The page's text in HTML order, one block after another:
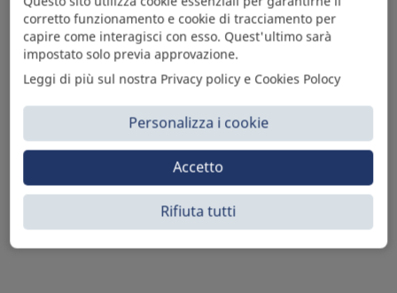
Sì Parts S.r.l. è leader nella distribuzione e vendita di
accessori per veicoli off-highway. Riconosciuto in tutto
il mondo per l’elevato standard qualitativo dei prodotti a
catalogo, attraverso la vendita B2B del ricco
assortimento di articoli originali rivolti a ricambisti,
officine meccaniche, aziende con parco macchine.
corretto funzionamento e cookie di tracciamento per
capire come interagisci con esso. Quest'ultimo sarà
impostato solo previa approvazione.
Leggi di più sul nostra Privacy policy e Cookies Polocy
Personalizza i cookie
Rifiuta tutti
Accetto